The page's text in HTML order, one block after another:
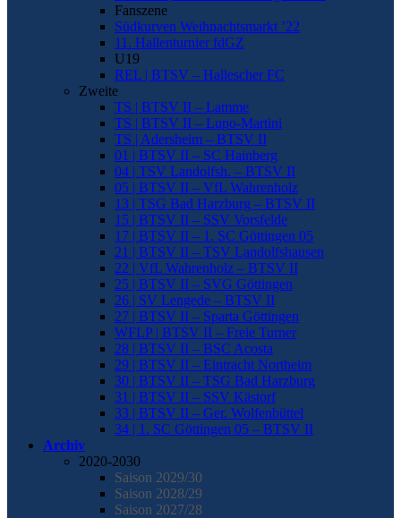
Fanszene
Südkurven Weihnachtsmarkt ’22
11. Hallenturnier fdGZ
U19
REL | BTSV – Hallescher FC
Zweite
TS | BTSV II – Lamme
TS | BTSV II – Lupo-Martini
TS | Adersheim – BTSV II
01 | BTSV II – SC Hainberg
04 | TSV Landolfsh. – BTSV II
05 | BTSV II – VfL Wahrenholz
13 | TSG Bad Harzburg – BTSV II
15 | BTSV II – SSV Vorsfelde
17 | BTSV II – 1. SC Göttingen 05
21 | BTSV II – TSV Landolfshausen
22 | VfL Wahrenholz – BTSV II
25 | BTSV II – SVG Göttingen
26 | SV Lengede – BTSV II
27 | BTSV II – Sparta Göttingen
WFLP | BTSV II – Freie Turner
28 | BTSV II – BSC Acosta
29 | BTSV II – Eintracht Northeim
30 | BTSV II – TSG Bad Harzburg
31 | BTSV II – SSV Kästorf
33 | BTSV II – Ger. Wolfenbüttel
34 | 1. SC Göttingen 05 – BTSV II
Archiv
2020-2030
Saison 2029/30
Saison 2028/29
Saison 2027/28